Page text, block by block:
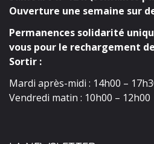
Ouverture une semaine sur
Permanences solidarité
vous pour le rechargement
Sortir :
Mardi après-midi : 14h00 –
Vendredi matin : 10h00 – 12h00